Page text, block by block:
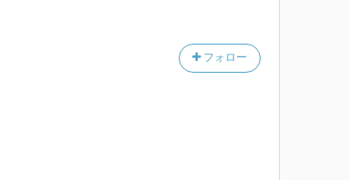
フォロー